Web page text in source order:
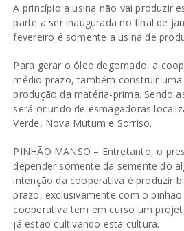
A princípio a usina não vai produzir
parte a ser inaugurada no final de
fevereiro é somente a usina de
Para gerar o óleo degomado, a
médio prazo, também construir
produção da matéria-prima. Sendo
será oriundo de esmagadoras
Verde, Nova Mutum e Sorriso.
PINHÃO MANSO – Entretanto, o
depender somente da semente do
intenção da cooperativa é produzir
prazo, exclusivamente com o
cooperativa tem em curso um
já estão cultivando esta cultura.